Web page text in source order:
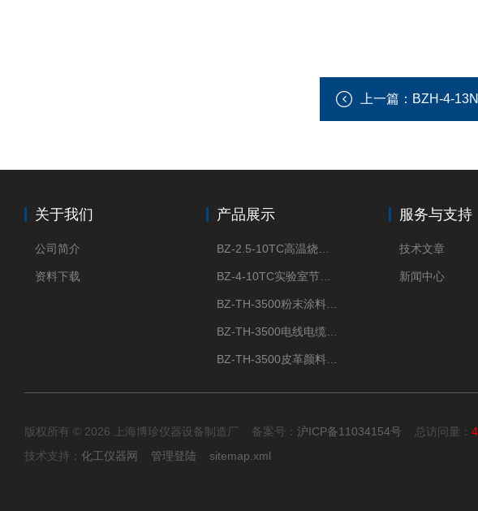
上一篇： BZH-4-
关于我们
公司简介
资料下载
产品展示 服务与支持
技术文章
新闻中心
版权所有 © 2026 上海博珍仪器设备制造厂 备案号： 沪ICP备11034154号 总访问量：
技术支持： 化工仪器网 管理登陆 sitemap.xml